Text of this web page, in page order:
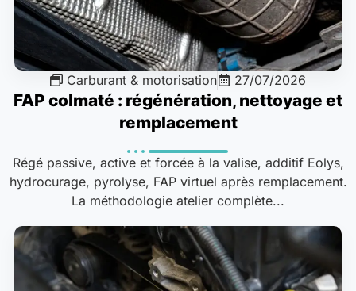
Carburant & motorisation 27/07/2026
FAP colmaté : régénération, nettoyage et
remplacement
Régé passive, active et forcée à la valise, additif Eolys,
hydrocurage, pyrolyse, FAP virtuel après remplacement.
La méthodologie atelier complète...